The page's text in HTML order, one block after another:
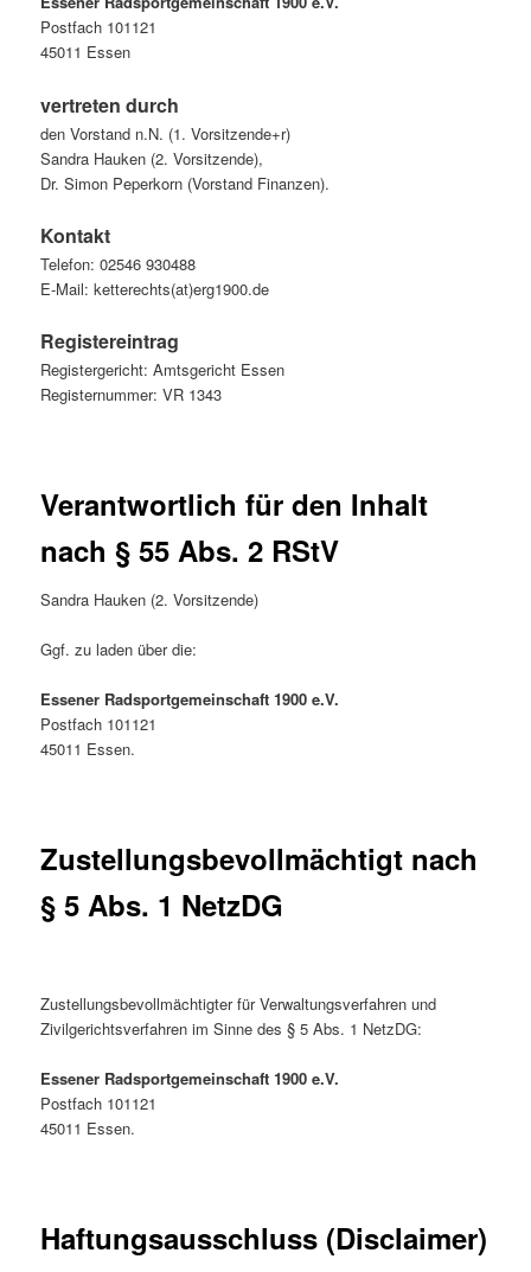
Postfach 101121
45011 Essen
vertreten durch
den Vorstand n.N. (1. Vorsitzende+r)
Sandra Hauken (2. Vorsitzende),
Dr. Simon Peperkorn (Vorstand Finanzen).
Kontakt
Telefon: 02546 930488
E-Mail: ketterechts(at)erg1900.de
Registereintrag
Registergericht: Amtsgericht Essen
Registernummer: VR 1343
Verantwortlich für den Inhalt
nach § 55 Abs. 2 RStV
Sandra Hauken (2. Vorsitzende)
Ggf. zu laden über die:
Essener Radsportgemeinschaft 1900 e.V.
Postfach 101121
45011 Essen.
Zustellungsbevollmächtigt nach
§ 5 Abs. 1 NetzDG
Zustellungsbevollmächtigter für Verwaltungsverfahren und
Zivilgerichtsverfahren im Sinne des § 5 Abs. 1 NetzDG:
Essener Radsportgemeinschaft 1900 e.V.
Postfach 101121
45011 Essen.
Haftungsausschluss (Disclaimer)